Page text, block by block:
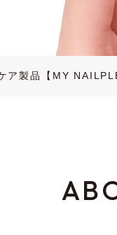
ア製品【MY